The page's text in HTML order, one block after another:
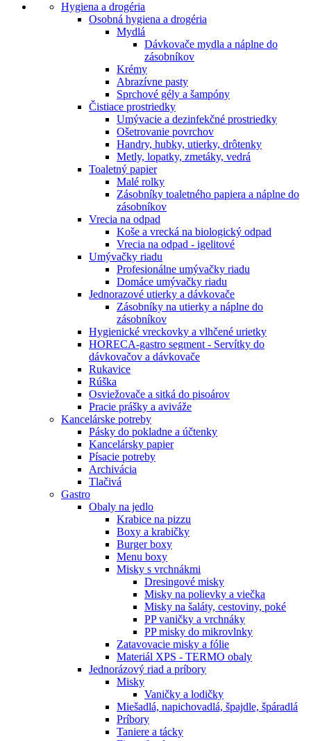
Hygiena a drogéria
Osobná hygiena a drogéria
Mydlá
Dávkovače mydla a náplne do
zásobníkov
Krémy
Abrazívne pasty
Sprchové gély a šampóny
Čistiace prostriedky
Umývacie a dezinfekčné prostriedky
Ošetrovanie povrchov
Handry, hubky, utierky, drôtenky
Metly, lopatky, zmetáky, vedrá
Toaletný papier
Malé rolky
Zásobníky toaletného papiera a náplne do
zásobníkov
Vrecia na odpad
Koše a vrecká na biologický odpad
Vrecia na odpad - igelitové
Umývačky riadu
Profesionálne umývačky riadu
Domáce umývačky riadu
Jednorazové utierky a dávkovače
Zásobníky na utierky a náplne do
zásobníkov
Hygienické vreckovky a vlhčené urietky
HORECA-gastro segment - Servítky do
dávkovačov a dávkovače
Rukavice
Rúška
Osviežovače a sitká do pisoárov
Pracie prášky a aviváže
Kancelárske potreby
Pásky do pokladne a účtenky
Kancelársky papier
Písacie potreby
Archivácia
Tlačivá
Gastro
Obaly na jedlo
Krabice na pizzu
Boxy a krabičky
Burger boxy
Menu boxy
Misky s vrchnákmi
Dresingové misky
Misky na polievky a viečka
Misky na šaláty, cestoviny, poké
PP vaničky a vrchnáky
PP misky do mikrovlnky
Zatavovacie misky a fólie
Materiál XPS - TERMO obaly
Jednorázový riad a príbory
Misky
Vaničky a lodičky
Miešadlá, napichovadlá, špajdle, špáradlá
Príbory
Taniere a tácky